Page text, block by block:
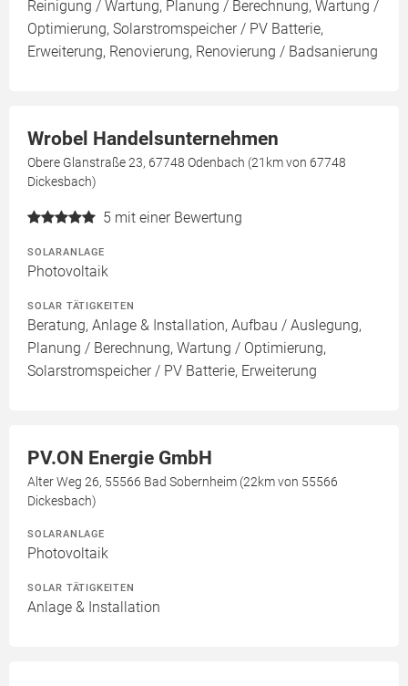
Reinigung / Wartung, Planung / Berechnung, Wartung /
Optimierung, Solarstromspeicher / PV Batterie,
Erweiterung, Renovierung, Renovierung / Badsanierung
Wrobel Handelsunternehmen
Obere Glanstraße 23, 67748 Odenbach (21km von 67748
Dickesbach)
5 mit einer Bewertung
SOLARANLAGE
Photovoltaik
SOLAR TÄTIGKEITEN
Beratung, Anlage & Installation, Aufbau / Auslegung,
Planung / Berechnung, Wartung / Optimierung,
Solarstromspeicher / PV Batterie, Erweiterung
PV.ON Energie GmbH
Alter Weg 26, 55566 Bad Sobernheim (22km von 55566
Dickesbach)
SOLARANLAGE
Photovoltaik
SOLAR TÄTIGKEITEN
Anlage & Installation